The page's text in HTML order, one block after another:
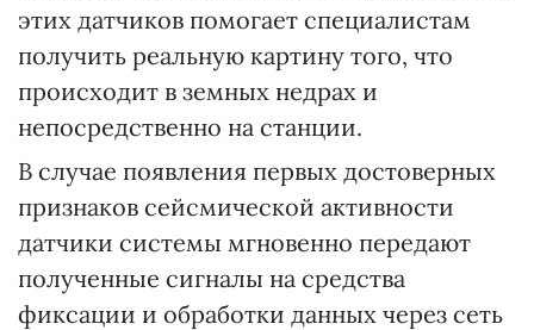
этих датчиков помогает специалистам
получить реальную картину того, что
происходит в земных недрах и
непосредственно на станции.
В случае появления первых достоверных
признаков сейсмической активности
датчики системы мгновенно передают
полученные сигналы на средства
фиксации и обработки данных через сеть